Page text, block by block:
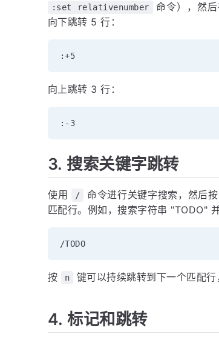
:set relativenumber 命令），然
向下跳转 5 行：
向上跳转 3 行：
3. 搜索关键字跳转
使用 / 命令进行关键字搜索，然后按
匹配行。例如，搜索字符串 "TODO" 并
按 n 键可以持续跳转到下一个匹配行
4. 标记和跳转